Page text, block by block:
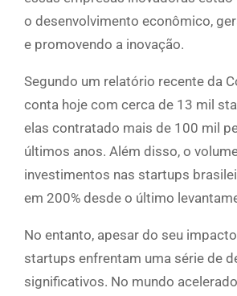
o desenvolvimento econômico,
e promovendo a inovação.
Segundo um relatório recente da
conta hoje com cerca de 13 mil
elas contratado mais de 100 mil
últimos anos. Além disso, o
investimentos nas startups
em 200% desde o último
No entanto, apesar do seu
startups enfrentam uma série de
significativos. No mundo